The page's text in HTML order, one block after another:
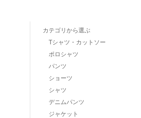
カテゴリから選ぶ
Tシャツ・カットソー
ポロシャツ
パンツ
ショーツ
シャツ
デニムパンツ
ジャケット